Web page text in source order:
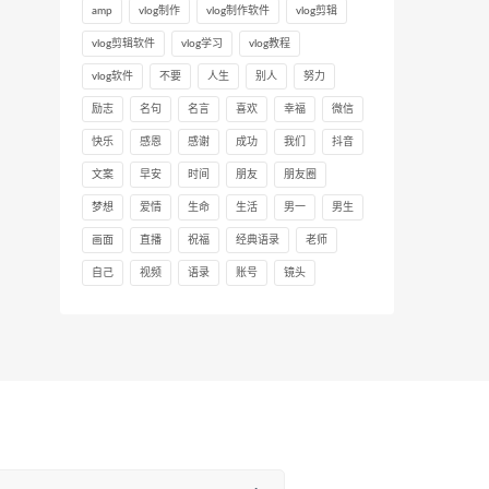
amp vlog制作 vlog制作软件 vlog剪辑
vlog剪辑软件 vlog学习 vlog教程
vlog软件 不要 人生 别人 努力
励志 名句 名言 喜欢 幸福 微信
快乐 感恩 感谢 成功 我们 抖音
文案 早安 时间 朋友 朋友圈
梦想 爱情 生命 生活 男一 男生
画面 直播 祝福 经典语录 老师
自己 视频 语录 账号 镜头